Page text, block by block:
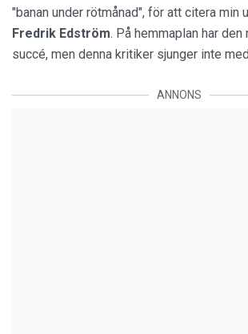
"banan under rötmånad", för att citera min
Fredrik Edström. På hemmaplan har
succé, men denna kritiker sjunger inte
ANNONS